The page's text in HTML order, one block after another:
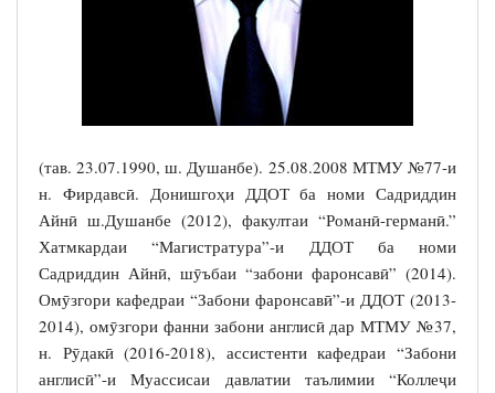
(тав. 23.07.1990, ш. Душанбе). 25.08.2008 МТМУ №77-и
н. Фирдавсӣ. Донишгоҳи ДДОТ ба номи Садриддин
Айнӣ ш.Душанбе (2012), факултаи “Романӣ-германӣ.”
Хатмкардаи “Магистратура”-и ДДОТ ба номи
Садриддин Айнӣ, шӯъбаи “забони фаронсавӣ” (2014).
Омӯзгори кафедраи “Забони фаронсавӣ”-и ДДОТ (2013-
2014), омӯзгори фанни забони англисӣ дар МТМУ №37,
н. Рӯдакӣ (2016-2018), ассистенти кафедраи “Забони
англисӣ”-и Муассисаи давлатии таълимии “Коллеҷи